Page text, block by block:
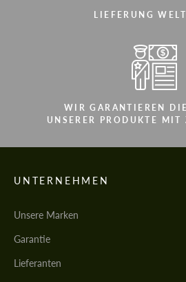
LIEFERUNG
WIR GARANTIEREN
UNSERER PRODUKTE MIT
UNTERNEHMEN
Unsere Marken
Garantie
Lieferanten